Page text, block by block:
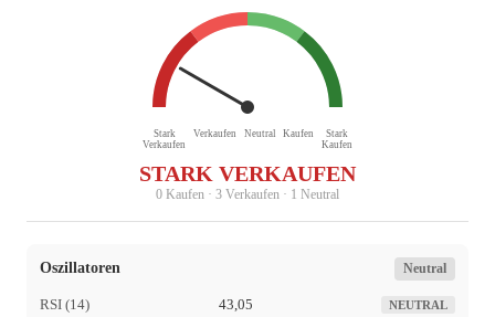
Stark
Verkaufen
Verkaufen Neutral Kaufen
Stark
Kaufen
STARK VERKAUFEN
0 Kaufen · 3 Verkaufen · 1 Neutral
Oszillatoren Neutral
RSI (14) 43,05 NEUTRAL